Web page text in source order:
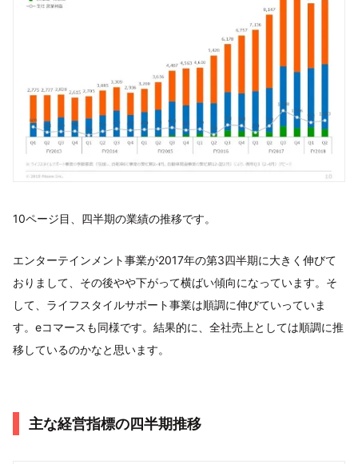
10ページ目、四半期の業績の推移です。
エンターテインメント事業が2017年の第3四半期に大きく伸びて
おりまして、その後やや下がって横ばい傾向になっています。そ
して、ライフスタイルサポート事業は順調に伸びていっていま
す。eコマースも同様です。結果的に、全社売上としては順調に推
移しているのかなと思います。
主な経営指標の四半期推移